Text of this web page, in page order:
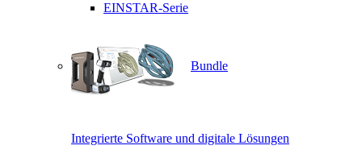
EINSTAR-Serie
Bundle
Integrierte Software und digitale Lösungen